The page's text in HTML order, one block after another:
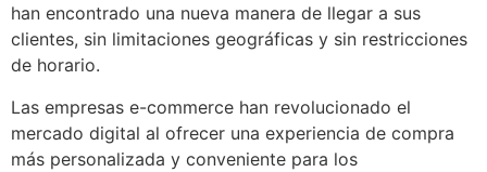
han encontrado una nueva manera de llegar a sus
clientes, sin limitaciones geográficas y sin restricciones
de horario.
Las empresas e-commerce han revolucionado el
mercado digital al ofrecer una experiencia de compra
más personalizada y conveniente para los